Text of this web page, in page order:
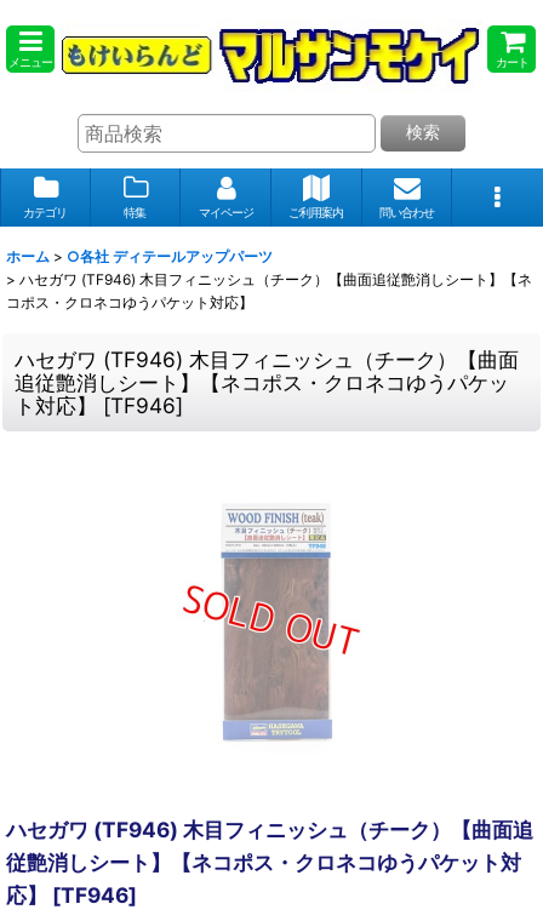
メニュー カート
検索
カテゴリ 特集 マイページ ご利用案内 問い合わせ
ホーム > ○各社 ディテールアップパーツ
> ハセガワ (TF946) 木目フィニッシュ（チーク）【曲面追従艶消しシート】【ネ
コポス・クロネコゆうパケット対応】
ハセガワ (TF946) 木目フィニッシュ（チーク）【曲面
追従艶消しシート】【ネコポス・クロネコゆうパケッ
ト対応】
[TF946]
ハセガワ (TF946) 木目フィニッシュ（チーク）【曲面追
従艶消しシート】【ネコポス・クロネコゆうパケット対
応】
[TF946]